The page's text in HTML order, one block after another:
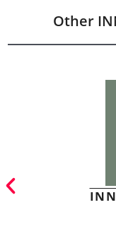
Other